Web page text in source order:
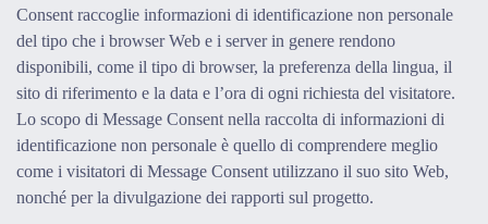
Consent raccoglie informazioni di identificazione non personale
del tipo che i browser Web e i server in genere rendono
disponibili, come il tipo di browser, la preferenza della lingua, il
sito di riferimento e la data e l’ora di ogni richiesta del visitatore.
Lo scopo di Message Consent nella raccolta di informazioni di
identificazione non personale è quello di comprendere meglio
come i visitatori di Message Consent utilizzano il suo sito Web,
nonché per la divulgazione dei rapporti sul progetto.